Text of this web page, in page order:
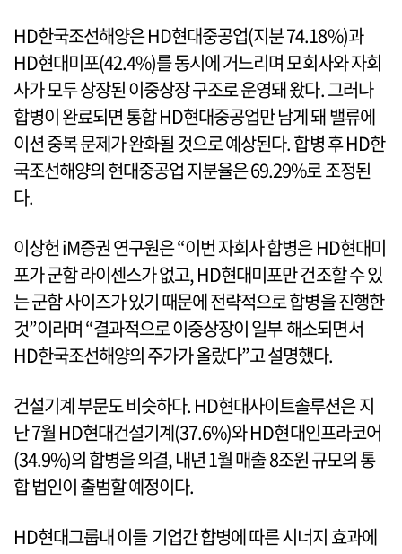
HD한국조선해양은 HD현대중공업(지분 74.18%)과
HD현대미포(42.4%)를 동시에 거느리며 모회사와 자회
사가 모두 상장된 이중상장 구조로 운영돼 왔다. 그러나
합병이 완료되면 통합 HD현대중공업만 남게 돼 밸류에
이션 중복 문제가 완화될 것으로 예상된다. 합병 후 HD한
국조선해양의 현대중공업 지분율은 69.29%로 조정된
다.
이상헌 iM증권 연구원은 “이번 자회사 합병은 HD현대미
포가 군함 라이센스가 없고, HD현대미포만 건조할 수 있
는 군함 사이즈가 있기 때문에 전략적으로 합병을 진행한
것”이라며 “결과적으로 이중상장이 일부 해소되면서
HD한국조선해양의 주가가 올랐다”고 설명했다.
건설기계 부문도 비슷하다. HD현대사이트솔루션은 지
난 7월 HD현대건설기계(37.6%)와 HD현대인프라코어
(34.9%)의 합병을 의결, 내년 1월 매출 8조원 규모의 통
합 법인이 출범할 예정이다.
HD현대그룹내 이들 기업간 합병에 따른 시너지 효과에